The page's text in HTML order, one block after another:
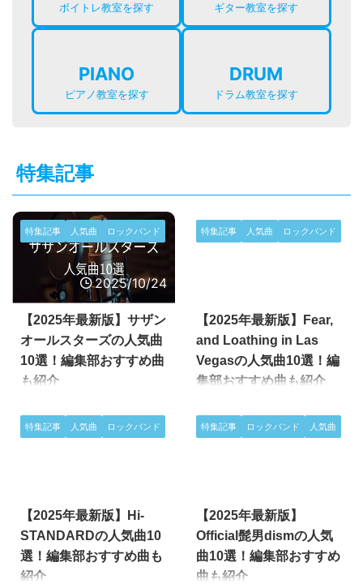
ボイトレ教室を探す ギター教室を探す
PIANO
ピアノ教室を探す
DRUM
ドラム教室を探す
特集記事
特集記事 人気曲 ロックバンド
2025/10/24
【2025年最新版】サザン
オールスターズの人気曲
10選！編集部おすすめ曲
も紹介
ロックバンド「サザンオールスタ
ーズ」。1978年のデビュー以
代を超えて愛され続けています。
「勝手にシンドバッド」「いとし
のエリー」「TSUNAMI」などの
名曲は時代を代表するスタンダー
ドとなり、桑田佳祐の独特なボー
特集記事 人気曲 ロックバンド
【2025年最新版】Fear,
and Loathing in Las
Vegasの人気曲10選！編
集部おすすめ曲も紹介
融合させた唯一無二のサウンド
で、ロックシーンに旋風を巻き起
してEDMを彷彿とさせるハイエ
ナジーなシンセサウンドが絡み合
い、ジャンルの壁を越えた強烈な
個性を放っています。アニメやゲ
ームとの親和性も高く、「Let
特集記事 人気曲 ロックバンド
【2025年最新版】Hi-
STANDARDの人気曲10
選！編集部おすすめ曲も
紹介
特集記事 ロックバンド 人気曲
【2025年最新版】
Official髭男dismの人気
曲10選！編集部おすすめ
曲も紹介